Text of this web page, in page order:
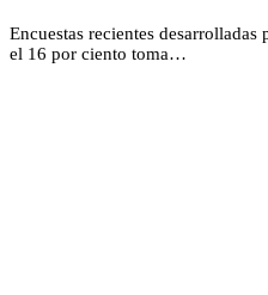
Encuestas recientes
el 16 por ciento toma…